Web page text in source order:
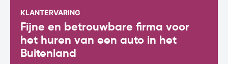
KLANTERVARING
Fijne en betrouwbare firma voor
het huren van een auto in het
Buitenland